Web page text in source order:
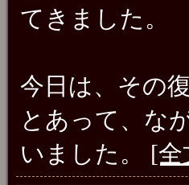
てきました。
今日は、その
とあって、な
いました。 [全